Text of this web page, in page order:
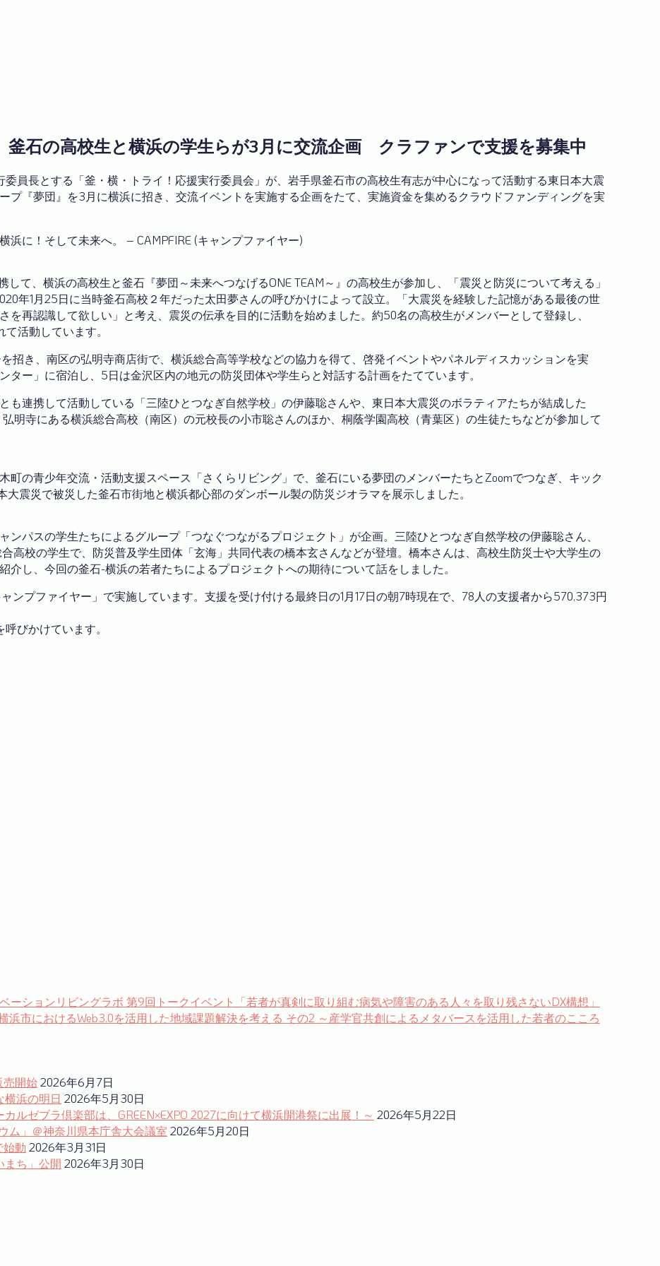
釜石の高校生と横浜の学生らが3月に交流企画 クラファンで支援を募集中
員長とする「釜・横・トライ！応援実行委員会」が、岩手県釜石市の高校生有志が中心になって活動する東日本大震
プ『夢団』を3月に横浜に招き、交流イベントを実施する企画をたて、実施資金を集めるクラウドファンディングを実
浜に！そして未来へ。 – CAMPFIRE (キャンプファイヤー)
て、横浜の高校生と釜石『夢団～未来へつなげるONE TEAM～』の高校生が参加し、「震災と防災について考える」
年1月25日に当時釜石高校２年だった太田夢さんの呼びかけによって設立。「大震災を経験した記憶がある最後の世
再認識して欲しい」と考え、震災の伝承を目的に活動を始めました。約50名の高校生がメンバーとして登録し、
活動しています。
招き、南区の弘明寺商店街で、横浜総合高等学校などの協力を得て、啓発イベントやパネルディスカッションを実
ー」に宿泊し、5日は金沢区内の地元の防災団体や学生らと対話する計画をたてています。
連携して活動している「三陸ひとつなぎ自然学校」の伊藤聡さんや、東日本大震災のボラティアたちが結成した
明寺にある横浜総合高校（南区）の元校長の小市聡さんのほか、桐蔭学園高校（青葉区）の生徒たちなどが参加して
町の青少年交流・活動支援スペース「さくらリビング」で、釜石にいる夢団のメンバーたちとZoomでつなぎ、キック
震災で被災した釜石市街地と横浜都心部のダンボール製の防災ジオラマを展示しました。
パスの学生たちによるグループ「つなぐつながるプロジェクト」が企画。三陸ひとつなぎ自然学校の伊藤聡さん、
高校の学生で、防災普及学生団体「玄海」共同代表の橋本玄さんなどが登壇。橋本さんは、高校生防災士や大学生の
し、今回の釜石-横浜の若者たちによるプロジェクトへの期待について話をしました。
ンプファイヤー」で実施しています。支援を受け付ける最終日の1月17日の朝7時現在で、78人の支援者から570,373円
びかけています。
ーションリビングラボ 第9回トークイベント「若者が真剣に取り組む病気や障害のある人々を取り残さないDX構想」
浜市におけるWeb3.0を活用した地域課題解決を考える その2 ～産学官共創によるメタバースを活用した若者のこころ
売開始2026年6月7日
横浜の明日 2026年5月30日
ルゼブラ倶楽部は、GREEN×EXPO 2027に向けて横浜開港祭に出展！～ 2026年5月22日
ム」＠神奈川県本庁舎大会議室 2026年5月20日
始動 2026年3月31日
まち」公開 2026年3月30日